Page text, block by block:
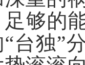
够的
台独”